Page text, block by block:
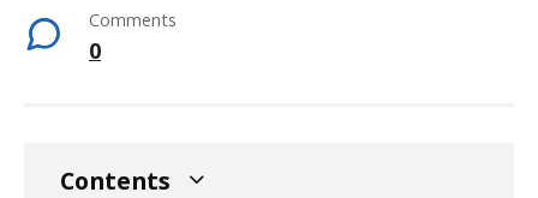
Comments
0
Contents